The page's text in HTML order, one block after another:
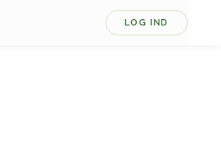
LOG IND